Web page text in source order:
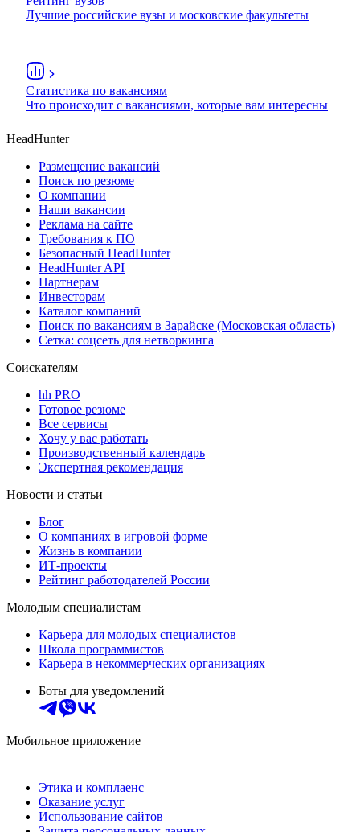
Лучшие российские вузы и московские факультеты
Статистика по вакансиям
Что происходит с вакансиями, которые вам интересны
HeadHunter
Размещение вакансий
Поиск по резюме
О компании
Наши вакансии
Реклама на сайте
Требования к ПО
Безопасный HeadHunter
HeadHunter API
Партнерам
Инвесторам
Каталог компаний
Поиск по вакансиям в Зарайске (Московская область)
Сетка: соцсеть для нетворкинга
Соискателям
hh PRO
Готовое резюме
Все сервисы
Хочу у вас работать
Производственный календарь
Экспертная рекомендация
Новости и статьи
Блог
О компаниях в игровой форме
Жизнь в компании
ИТ-проекты
Рейтинг работодателей России
Молодым специалистам
Карьера для молодых специалистов
Школа программистов
Карьера в некоммерческих организациях
Боты для уведомлений
Мобильное приложение
Этика и комплаенс
Оказание услуг
Использование сайтов